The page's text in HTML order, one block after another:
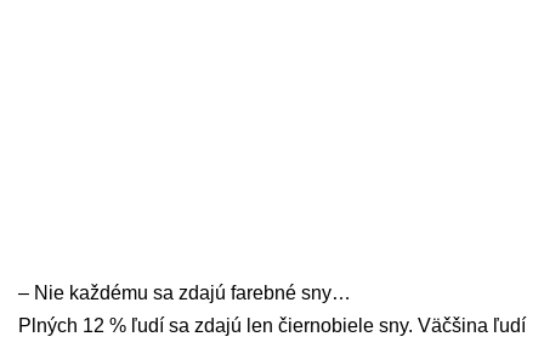
– Nie každému sa zdajú farebné sny…
Plných 12 % ľudí sa zdajú len čiernobiele sny. Väčšina ľudí